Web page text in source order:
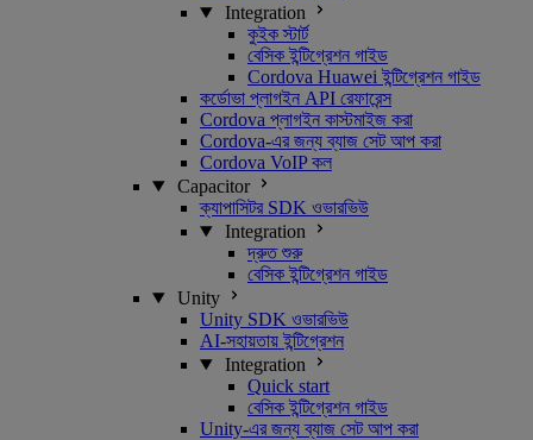
Integration
কুইক স্টার্ট
বেসিক ইন্টিগ্রেশন গাইড
Cordova Huawei ইন্টিগ্রেশন গাইড
কর্ডোভা প্লাগইন API রেফারেন্স
Cordova প্লাগইন কাস্টমাইজ করা
Cordova-এর জন্য ব্যাজ সেট আপ করা
Cordova VoIP কল
Capacitor
ক্যাপাসিটর SDK ওভারভিউ
Integration
দ্রুত শুরু
বেসিক ইন্টিগ্রেশন গাইড
Unity
Unity SDK ওভারভিউ
AI-সহায়তায় ইন্টিগ্রেশন
Integration
Quick start
বেসিক ইন্টিগ্রেশন গাইড
Unity-এর জন্য ব্যাজ সেট আপ করা